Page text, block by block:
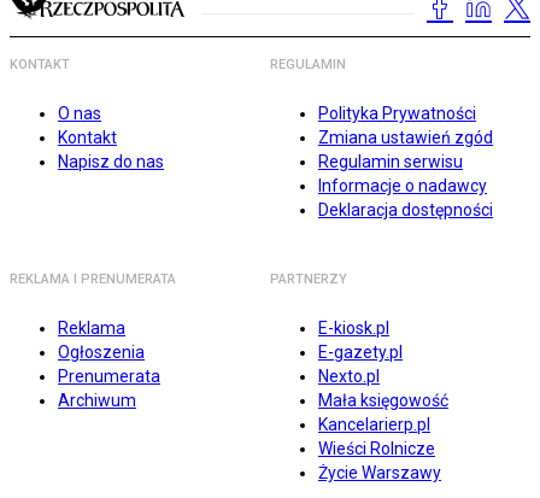
KONTAKT
O nas
Kontakt
Napisz do nas
REGULAMIN
Polityka Prywatności
Zmiana ustawień zgód
Regulamin serwisu
Informacje o nadawcy
Deklaracja dostępności
REKLAMA I PRENUMERATA
Reklama
Ogłoszenia
Prenumerata
Archiwum
PARTNERZY
E-kiosk.pl
E-gazety.pl
Nexto.pl
Mała księgowość
Kancelarierp.pl
Wieści Rolnicze
Życie Warszawy